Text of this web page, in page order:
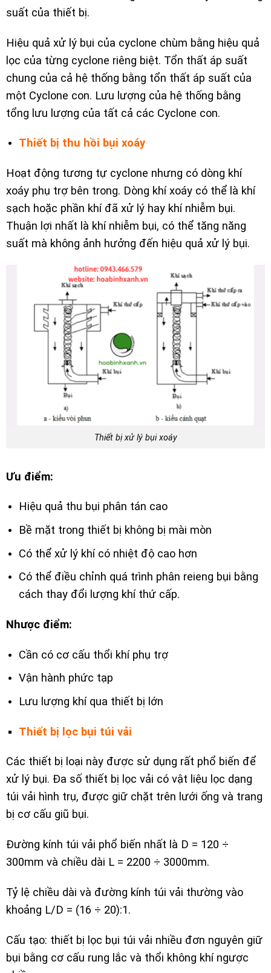
suất của thiết bị.
Hiệu quả xử lý bụi của cyclone chùm bằng hiệu quả
lọc của từng cyclone riêng biệt. Tổn thất áp suất
chung của cả hệ thống bằng tổn thất áp suất của
một Cyclone con. Lưu lượng của hệ thống bằng
tổng lưu lượng của tất cả các Cyclone con.
Thiết bị thu hồi bụi xoáy
Hoạt động tương tự cyclone nhưng có dòng khí
xoáy phụ trợ bên trong. Dòng khí xoáy có thể là khí
sạch hoặc phần khí đã xử lý hay khí nhiễm bụi.
Thuận lợi nhất là khí nhiễm bụi, có thể tăng năng
suất mà không ảnh hưởng đến hiệu quả xử lý bụi.
Thiết bị xử lý bụi xoáy
Ưu điểm:
Hiệu quả thu bụi phân tán cao
Bề mặt trong thiết bị không bị mài mòn
Có thể xử lý khí có nhiệt độ cao hơn
Có thể điều chỉnh quá trình phân reieng bụi bằng
cách thay đổi lượng khí thứ cấp.
Nhược điểm:
Cần có cơ cấu thổi khí phụ trợ
Vận hành phức tạp
Lưu lượng khí qua thiết bị lớn
Thiết bị lọc bụi túi vải
Các thiết bị loại này được sử dụng rất phổ biến để
xử lý bụi. Đa số thiết bị lọc vải có vật liệu lọc dạng
túi vải hình trụ, được giữ chặt trên lưới ống và trang
bị cơ cấu giũ bụi.
Đường kính túi vải phổ biến nhất là D = 120 ÷
300mm và chiều dài L = 2200 ÷ 3000mm.
Tỷ lệ chiều dài và đường kính túi vải thường vào
khoảng L/D = (16 ÷ 20):1.
Cấu tạo: thiết bị lọc bụi túi vải nhiều đơn nguyên giữ
bụi bằng cơ cấu rung lắc và thổi không khí ngược